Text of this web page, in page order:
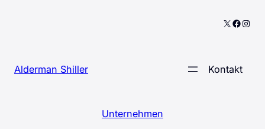
X
Alderman Shiller Kontakt
Unternehmen